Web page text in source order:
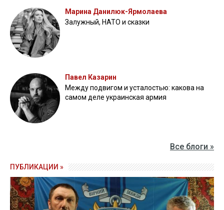
Марина Данилюк-Ярмолаева
Залужный, НАТО и сказки
Павел Казарин
Между подвигом и усталостью: какова на
самом деле украинская армия
Все блоги »
ПУБЛИКАЦИИ »